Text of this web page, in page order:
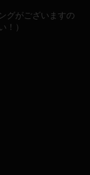
グがございますの
！）